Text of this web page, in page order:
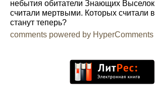
небытия обитатели Знающих
считали мертвыми. Которых считали
станут теперь?
comments powered by HyperComments